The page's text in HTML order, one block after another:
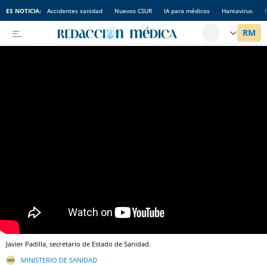
ES NOTICIA: Accidentes sanidad Nuevos CSUR IA para médicos Hantavirus
Javier Padilla, secretario de Estado de Sanidad.
MINISTERIO DE SANIDAD